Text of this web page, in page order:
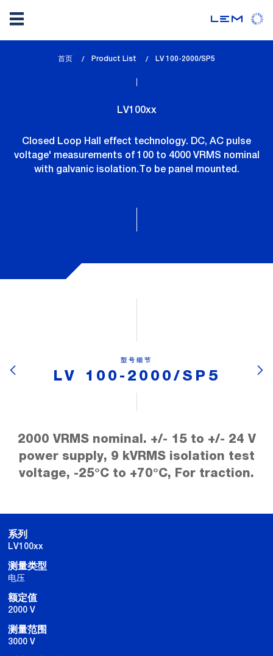
首页 Product List
lem_current_page
LV 100-2000/SP5
LV100xx
Closed Loop Hall effect technology. DC, AC pulse
voltage' measurements of 100 to 4000 VRMS nominal
with galvanic isolation.To be panel mounted.
型号细节
LV 100-2000/SP5
2000 VRMS nominal. +/- 15 to +/- 24 V
power supply, 9 kVRMS isolation test
voltage, -25°C to +70°C, For traction.
系列
LV100xx
测量类型
电压
额定值
2000 V
测量范围
3000 V